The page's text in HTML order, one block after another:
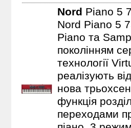
Nord Piano 5
Nord Piano 5
Piano та
поколінням
технології
реалізують
нова
функція
переходами